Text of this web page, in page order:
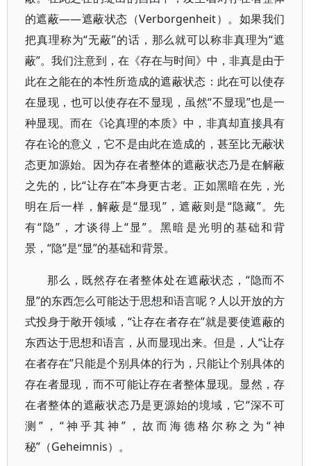
的遮蔽――遮蔽状态（Verborgenheit）。如果我们
把真理称为“无蔽”的话，那么就可以称非真理为“遮
蔽”。我们注意到，在《存在与时间》中，非真是由于
此在之能在的本性所造成的遮蔽状态：此在可以使存
在显现，也可以使存在不显现，虽然“不显现”也是一
种显现。而在《论真理的本质》中，非真却直接具有
存在论的意义，它不是由此在造成的，甚至比无蔽状
态更加源始。因为存在者整体的遮蔽状态乃是在解蔽
之先的，比“让存在”本身更古老。正如黑暗在先，光
明在后一样，解蔽是“显现”，遮蔽则是“隐藏”。先
有“隐”，才谈得上“显”。黑暗是光明的基础和背
景，“隐”是“显”的基础和背景。
那么，既然存在者整体处在遮蔽状态，“隐而不
显”的东西怎么可能达于思想和语言呢？人以开放的方
式投身于敞开领域，“让存在者存在”就是要使遮蔽的
东西达于思想和语言，从而显现出来。但是，人“让存
在者存在”只能是个别具体的行为，只能让个别具体的
存在者显现，而不可能让存在者整体显现。显然，存
在者整体的遮蔽状态乃是更源始的境域，它“深不可
测”，“神乎其神”，故而海德格尔称之为“神
秘”（Geheimnis）。